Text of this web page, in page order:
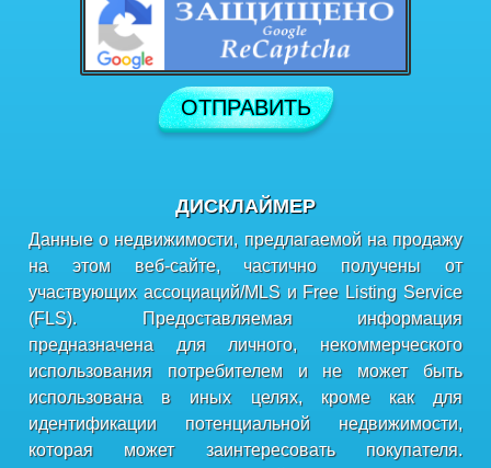
ДИСКЛАЙМЕР
Данные о недвижимости, предлагаемой на продажу
на этом веб-сайте, частично получены от
участвующих ассоциаций/MLS и Free Listing Service
(FLS). Предоставляемая информация
предназначена для личного, некоммерческого
использования потребителем и не может быть
использована в иных целях, кроме как для
идентификации потенциальной недвижимости,
которая может заинтересовать покупателя.